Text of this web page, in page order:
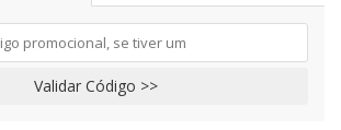
Validar Código >>